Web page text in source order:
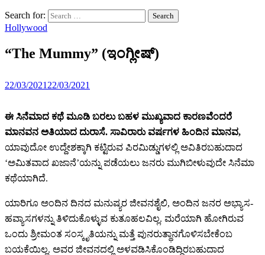
Search for:
Hollywood
“The Mummy” (ಇಂಗ್ಲೀಷ್)
22/03/2021 22/03/2021
ಈ ಸಿನೆಮಾದ ಕಥೆ ಮೂಡಿ ಬರಲು ಬಹಳ ಮುಖ್ಯವಾದ ಕಾರಣವೆಂದರೆ
ಮಾನವನ ಅತಿಯಾದ ದುರಾಸೆ. ಸಾವಿರಾರು ವರ್ಷಗಳ ಹಿಂದಿನ ಮಾನವ,
ಯಾವುದೋ ಉದ್ದೇಶಕ್ಕಾಗಿ ಕಟ್ಟಿರುವ ಪಿರಮಿಡ್ಡುಗಳಲ್ಲಿ ಅವಿತಿರಬಹುದಾದ
‘ಅಮಿತವಾದ ಖಜಾನೆ’ಯನ್ನು ಪಡೆಯಲು ಜನರು ಮುಗಿಬೀಳುವುದೇ ಸಿನೆಮಾ
ಕಥೆಯಾಗಿದೆ.
ಯಾರಿಗೂ ಅಂದಿನ ದಿನದ ಮನುಷ್ಯರ ಜೀವನಶೈಲಿ, ಅಂದಿನ ಜನರ ಅಭ್ಯಾಸ-
ಹವ್ಯಾಸಗಳನ್ನು ತಿಳಿದುಕೊಳ್ಳುವ ಕುತೂಹಲವಿಲ್ಲ. ಮರೆಯಾಗಿ ಹೋಗಿರುವ
ಒಂದು ಶ್ರೀಮಂತ ಸಂಸ್ಕೃತಿಯನ್ನು ಮತ್ತೆ ಪುನರುತ್ಥಾನಗೊಳಿಸಬೇಕೆಂಬ
ಬಯಕೆಯಿಲ್ಲ. ಅವರ ಜೀವನದಲ್ಲಿ ಅಳವಡಿಸಿಕೊಂಡಿದ್ದಿರಬಹುದಾದ